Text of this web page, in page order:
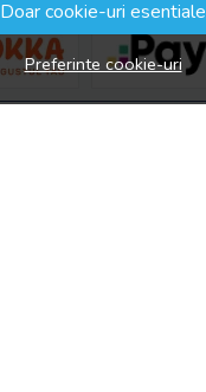
Doar cookie-uri esentiale
Preferinte cookie-uri